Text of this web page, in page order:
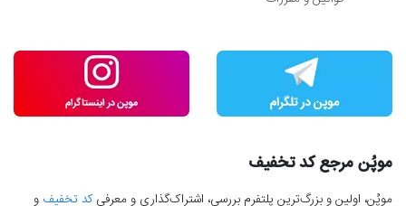
موپُن مرجع کد تخفیف
موپُن، اولین و بزرگ‌ترین پلتفرم بررسی، اشتراک‌گذاری و معرفیکد تخفیف و